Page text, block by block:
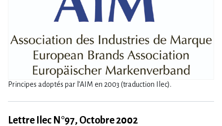
Principes adoptés par l’AIM en 2003 (traduction Ilec).
Lettre Ilec N°97, Octobre 2002